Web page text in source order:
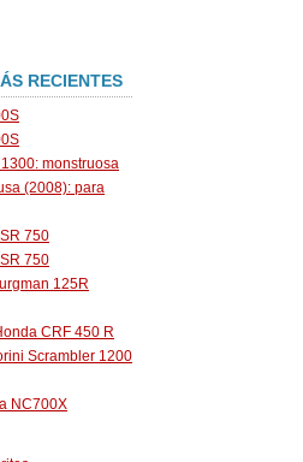
RECIENTES
monstruosa
(2008): para
750
750
125R
CRF 450 R
Scrambler 1200
NC700X